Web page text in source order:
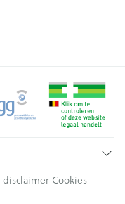
disclaimer Cookies